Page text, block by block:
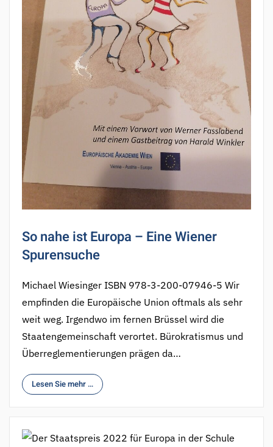
So nahe ist Europa – Eine Wiener
Spurensuche
Michael Wiesinger ISBN 978-3-200-07946-5 Wir
empfinden die Europäische Union oftmals als sehr
weit weg. Irgendwo im fernen Brüssel wird die
Staatengemeinschaft verortet. Bürokratismus und
Überreglementierungen prägen da…
Lesen Sie mehr …